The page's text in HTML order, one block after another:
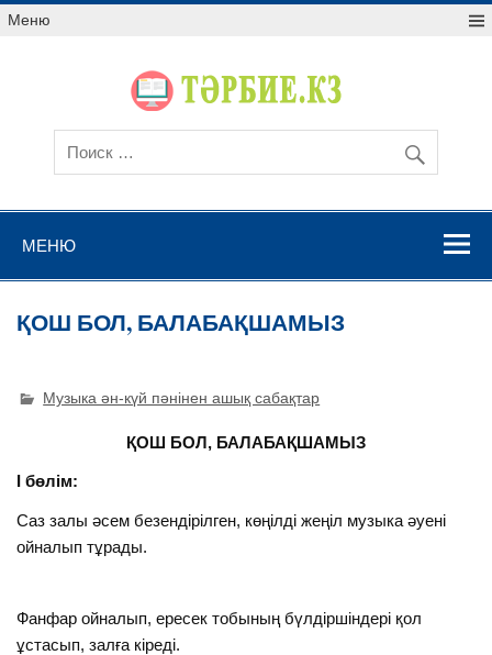
Меню
МЕНЮ
ҚОШ БОЛ, БАЛАБАҚШАМЫЗ
Музыка ән-күй пәнінен ашық сабақтар
ҚОШ БОЛ, БАЛАБАҚШАМЫЗ
І бөлім:
Саз залы әсем безендірілген, көңілді жеңіл музыка әуені
ойналып тұрады.
Фанфар ойналып, ересек тобының бүлдіршіндері қол
ұстасып, залға кіреді.